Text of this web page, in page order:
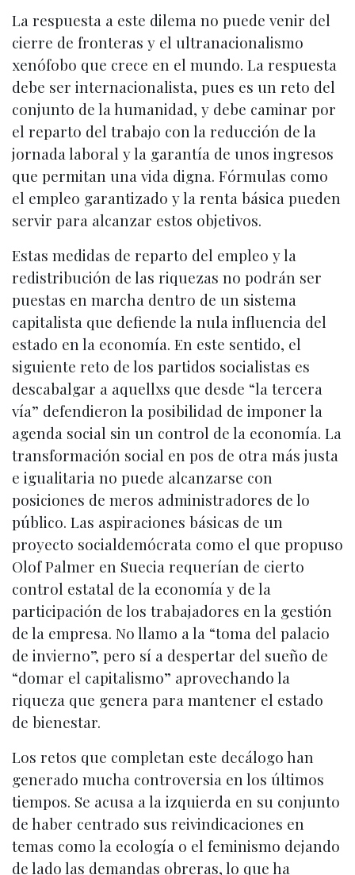
La respuesta a este dilema no puede venir del
cierre de fronteras y el ultranacionalismo
xenófobo que crece en el mundo. La respuesta
debe ser internacionalista, pues es un reto del
conjunto de la humanidad, y debe caminar por
el reparto del trabajo con la reducción de la
jornada laboral y la garantía de unos ingresos
que permitan una vida digna. Fórmulas como
el empleo garantizado y la renta básica pueden
servir para alcanzar estos objetivos.
Estas medidas de reparto del empleo y la
redistribución de las riquezas no podrán ser
puestas en marcha dentro de un sistema
capitalista que defiende la nula influencia del
estado en la economía. En este sentido, el
siguiente reto de los partidos socialistas es
descabalgar a aquellxs que desde “la tercera
vía” defendieron la posibilidad de imponer la
agenda social sin un control de la economía. La
transformación social en pos de otra más justa
e igualitaria no puede alcanzarse con
posiciones de meros administradores de lo
público. Las aspiraciones básicas de un
proyecto socialdemócrata como el que propuso
Olof Palmer en Suecia requerían de cierto
control estatal de la economía y de la
participación de los trabajadores en la gestión
de la empresa. No llamo a la “toma del palacio
de invierno”, pero sí a despertar del sueño de
“domar el capitalismo” aprovechando la
riqueza que genera para mantener el estado
de bienestar.
Los retos que completan este decálogo han
generado mucha controversia en los últimos
tiempos. Se acusa a la izquierda en su conjunto
de haber centrado sus reivindicaciones en
temas como la ecología o el feminismo dejando
de lado las demandas obreras, lo que ha